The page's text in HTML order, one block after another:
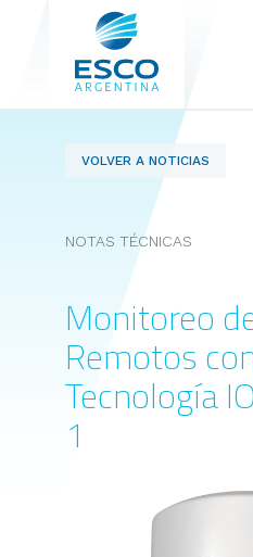
VOLVER A NOTICIAS
NOTAS TÉCNICAS
Monitoreo
Remotos
Tecnología
1